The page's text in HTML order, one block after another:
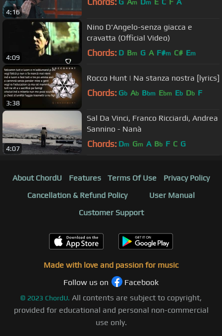
4:16
m m
4:09
Nino D'Angelo-senza giacca e
cravatta (Official Video)
Chords: D Bm G A F#m C# Em
3:38
Rocco Hunt | Na stanza nostra [lyrics]
Chords: Gb Ab Bbm Ebm Eb Db F
4:07
Sal Da Vinci, Franco Ricciardi, Andrea
Sannino - Nanà
Chords: Dm Gm A Bb F C G
About ChordU Features Terms Of Use
Privacy Policy
Cancellation & Refund Policy
User Manual
Customer Support
Made with love and passion for music
Follow us on
Facebook
© 2023 ChordU. All contents are subject to copyright,
provided for educational and personal non-commercial
use only.